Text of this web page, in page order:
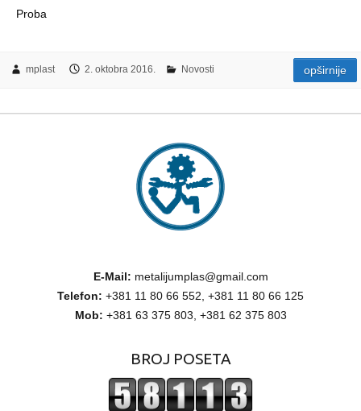
Proba
mplast 2. oktobra 2016. Novosti opširnije
E-Mail: metalijumplas@gmail.com
Telefon: +381 11 80 66 552, +381 11 80 66 125
Mob: +381 63 375 803, +381 62 375 803
BROJ POSETA